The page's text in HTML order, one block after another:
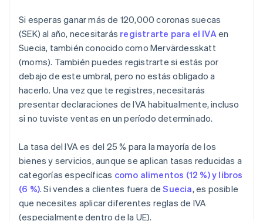
Si esperas ganar más de 120,000 coronas suecas
(SEK) al año, necesitarás registrarte para el IVAen
Suecia, también conocido como Mervärdesskatt
(moms). También puedes registrarte si estás por
debajo de este umbral, pero no estás obligado a
hacerlo. Una vez que te registres, necesitarás
presentar declaraciones de IVA habitualmente, incluso
si no tuviste ventas en un período determinado.
La tasa del IVA es del 25 % para la mayoría de los
bienes y servicios, aunque se aplican tasas reducidas a
categorías específicas como alimentos (12 %) y libros
(6 %). Si vendes a clientes fuera deSuecia, es posible
que necesites aplicar diferentes reglas de IVA
(especialmente dentro de la UE).